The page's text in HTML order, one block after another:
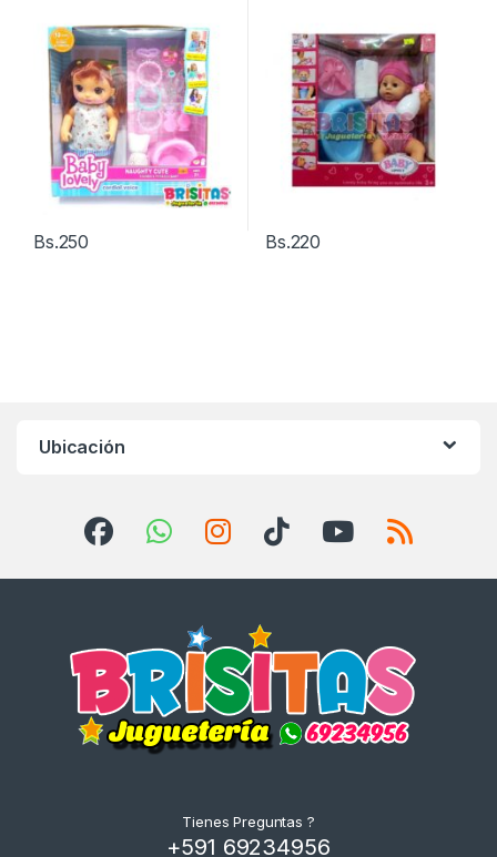
Bs.250 Bs.220
Ubicación
Tienes Preguntas ?
+591 69234956